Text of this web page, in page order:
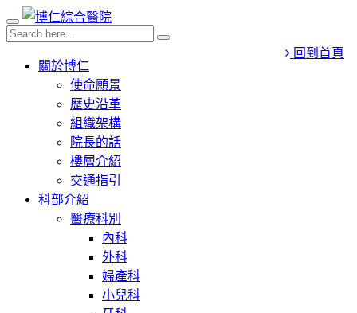
回到首頁
關於博仁
使命願景
歷史沿革
組織架構
院長的話
樓層介紹
交通指引
科部介紹
醫療科別
內科
外科
婦產科
小兒科